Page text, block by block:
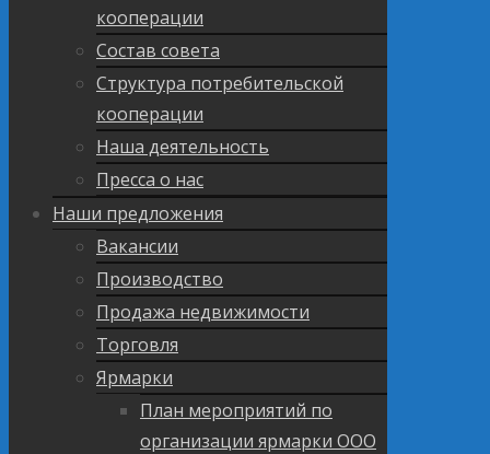
кооперации
Состав совета
Структура потребительской
кооперации
Наша деятельность
Пресса о нас
Наши предложения
Вакансии
Производство
Продажа недвижимости
Торговля
Ярмарки
План мероприятий по
организации ярмарки ООО